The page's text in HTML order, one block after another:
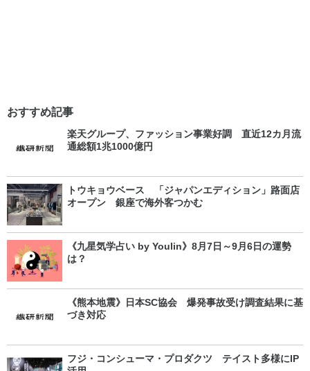
おすすめ記事
楽天グループ、ファッション事業好調 直近12カ月流
通総額1兆1000億円
トウキョウベース 「ジャパンエディション」路面店
オープン 銀座で海外客つかむ
《九星気学占い by Youlin》8月7日～9月6日の運勢
は？
《熊本地震》日本SC協会 爆発事故受け調査結果に基
づき対応
フジ・コンシューマ・プロダクツ テイスト多様にIP